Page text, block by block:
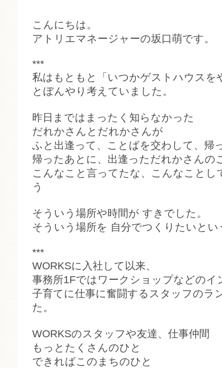
こんにちは。
アトリエマネージャーの坂口萌です。
***
私はもともと「いつかゲストハウスを
とぼんやり考えていました。
昨日まではまったく知らなかった
だれかさんとだれかさんが
ふと出逢って、ことばを交わして、帰
帰ったあとに、出逢っただれかさんの
こんなこと言ってたな、こんなことし
う
そういう場所や時間が すきでした。
そういう場所を 自分でつくりたいと
***
WORKSに入社して以来、
事務所1Fではワークショップなどのイ
子育てに仕事に奮闘するスタッフのラ
た。
WORKSのスタッフや友達、仕事仲間
もっとたくさんのひと
できればこのまちのひと